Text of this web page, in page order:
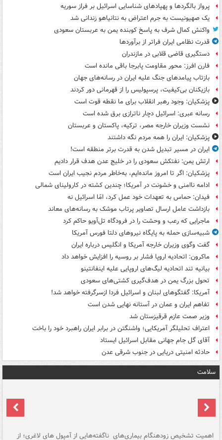
پرواز بالگردها و پهپادهای شناسایی اسرائیل بر فراز سوریه
یک صهیونیست به جرم اعتراض به نتانیاهو زندانی شد
واکنش کمال شرف به پاسخ کوبنده یمن به عربستان سعودی
قدرت نظامی ایران فراتر از برآوردها
دستگیری قاضی قلابی در مازندران
فارن افرز: محور مقاومت پابرجا باقی مانده است
بازتاب پیامدهای جنگ علیه ایران در رسانه‌های جهان
بازیکنان بی‌کیفیت، پرسپولیس را از قهرمانی دور کردند
پزشکیان: وجود رهبر انقلاب برای ما نقطه قوت است
رسانه عبری: اسرائیل دچار ناترازی برق شده است
نشست وزیران خارجه مصر، ترکیه، پاکستان و عربستان
پزشکیان: ایران را همه مردم نگه داشتند
ایران در مسیر تبدیل شدن به قدرت برتر منطقه است!
ارتش یمن: نفتکش سعودی را در خلیج عدن هدف قرار دادیم
پزشکیان: اگر تا امروز مانده‌ایم، به‌خاطر مردم نجیب ایران است
ادامه ناامنی و خشونت در آمریکا؛ چندین کشته در کارولینای شمالی
فیدان: حماس به تعهدات خود عمل کرد، امّا اسرائیل نه
بازداشت عامل ارسال تصاویر پرتاب موشک به رسانه‌های معاند
ماجرایی که رعب و وحشت را در فرودگاه تل‌آویو حاکم کرد
شبیه‌سازی حمله به پایگاه نیروهای دلتا فورس آمریکا
گفت وگوی وزیران خارجه آمریکا و انگلیس درباره ایران
ماکرون: اتحادیه اروپا فشار بر روسیه را افزایش خواهد داد
بیانیه تند اتحادیه لیگ‌های اروپایی علیه اینفانتینو
تحول بزرگ یمن در هدف‌گیری کشتی‌های سعودی
آمریکا: گفتگوهای لبنان و اسرائیل فردا ازسرگرفته خواهد شد!
تفاهم ایران و عمان در آستانه نهایی شدن است
وزیر صمت عازم قرقیزستان شد
اعتراف تحلیلگر آمریکایی؛ واشنگتن در برابر ایران راهبرد خود را باخت
آقای گل جام جهانی مقابل اسرائیل ایستاد
حادثه امنیتی دریایی در جنوب شرقی عدن
سلامت
اهمیت تشخیص زودهنگام بیماری‌های ناگفته‌هایی از آمپول های لاغری؛ از